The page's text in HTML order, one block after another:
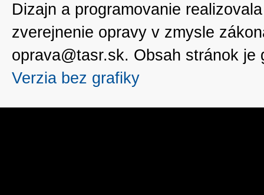
Dizajn a programovanie
zverejnenie opravy v zmysle
oprava@tasr.sk. Obsah stránok
Verzia bez grafiky